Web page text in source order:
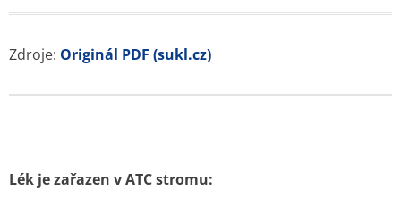
Zdroje: Originál PDF (sukl.cz)
Lék je zařazen v ATC stromu: